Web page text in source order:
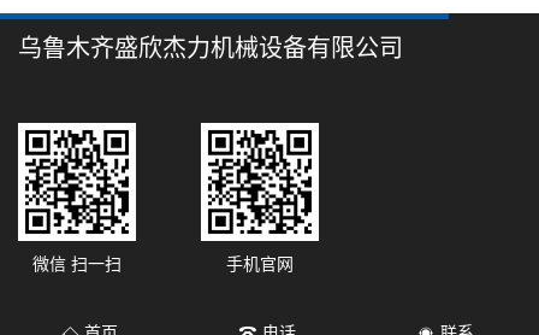
乌鲁木齐盛欣杰力机械设备有限公司
微信 扫一扫 手机官网